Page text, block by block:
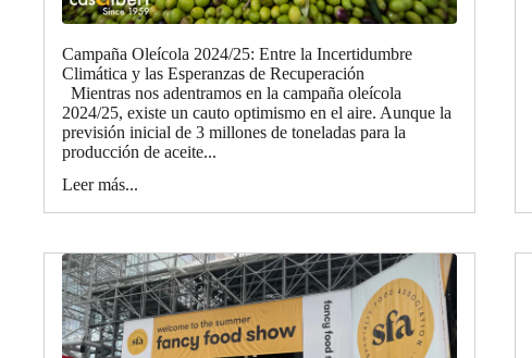
Campaña Oleícola 2024/25: Entre la Incertidumbre
Climática y las Esperanzas de Recuperación
Mientras nos adentramos en la campaña oleícola
2024/25, existe un cauto optimismo en el aire. Aunque la
previsión inicial de 3 millones de toneladas para la
producción de aceite...
Leer más...